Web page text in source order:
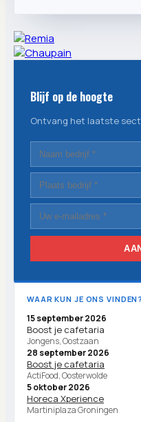
Blijf op de hoogte
Ontvang het laatste
WAAR KUN JE ONS
15 september 2026
Boost je cafetaria
Jongens, Oostzaan
28 september 2026
Boost je cafetaria
ActiFood, Oosterwolde
5 oktober 2026
Horeca Xperience
Martiniplaza Groningen